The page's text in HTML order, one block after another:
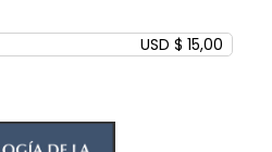
USD $ 15,00